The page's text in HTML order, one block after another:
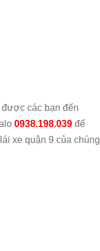
các bạn đến
0938.198.039 để
xe quận 9 của chúng